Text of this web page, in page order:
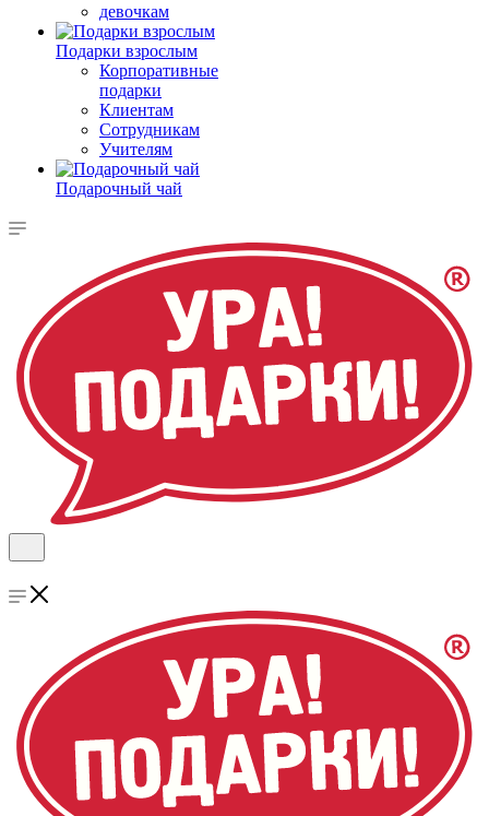
девочкам
Подарки взрослым
Корпоративные
подарки
Клиентам
Сотрудникам
Учителям
Подарочный чай